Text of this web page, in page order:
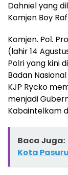
Dahniel yang
Komjen Boy
Komjen. Pol.
(lahir 14
Polri yang kini
Badan
KJP Rycko
menjadi
Kabaintelkam
Baca Juga:
Kota